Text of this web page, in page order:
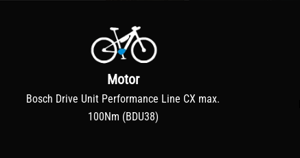
Motor
Bosch Drive Unit Performance Line CX max.
100Nm (BDU38)